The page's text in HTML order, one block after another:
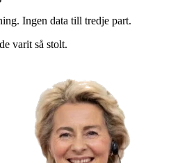
Ingen data till tredje part.
varit så stolt.